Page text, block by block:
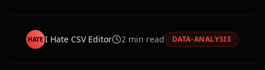
HATE I Hate CSV Editor 2min read DATA-ANALYSIS